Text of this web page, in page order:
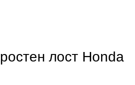
лост Honda